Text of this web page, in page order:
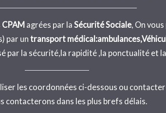
CPAM agrées par la Sécurité Sociale, On
par un transport
par la sécurité,la rapidité ,la ponctualité et
les coordonnées ci-dessous ou
contacterons dans les plus brefs délais.